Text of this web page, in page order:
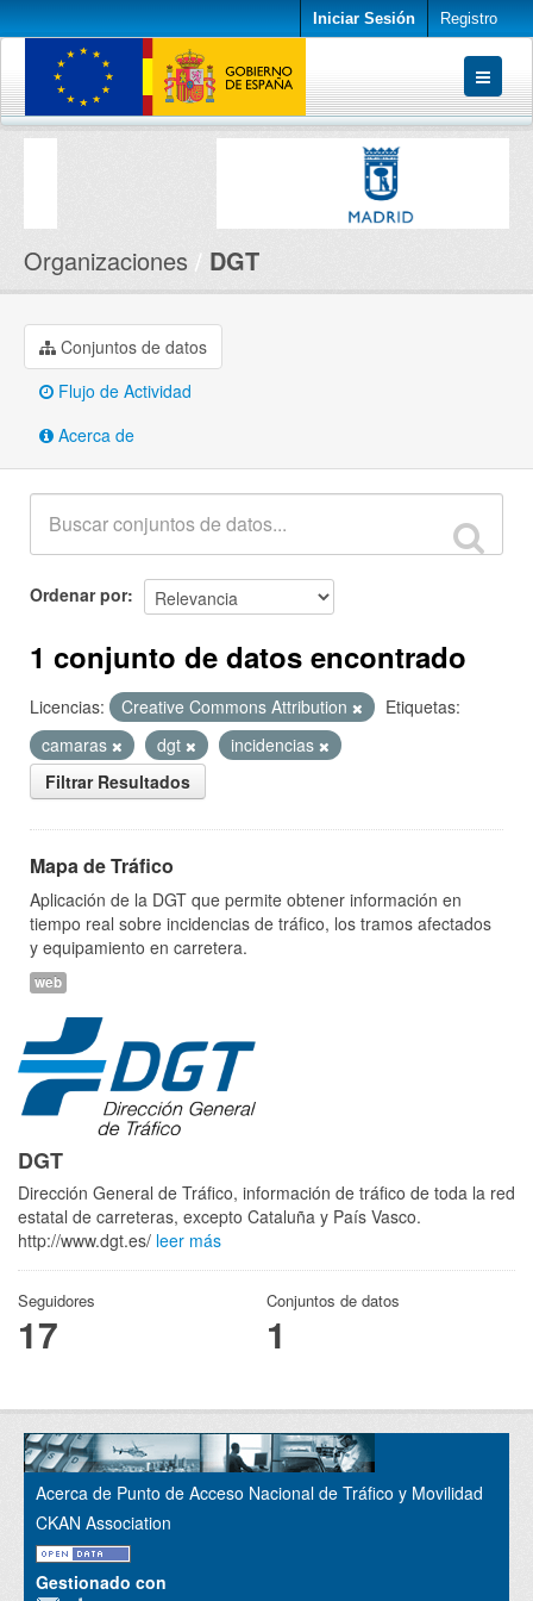
Iniciar Sesión Registro
Conjuntos de datos
Organizaciones DGT
Conjuntos de datos
Flujo de Actividad
Acerca de
Ordenar por
1 conjunto de datos encontrado
Licencias: Creative Commons Attribution
Etiquetas:
camaras
dgt
incidencias
Filtrar Resultados
Mapa de Tráfico
Aplicación de la DGT que permite obtener información en
tiempo real sobre incidencias de tráfico, los tramos afectados
y equipamiento en carretera.
web
DGT
Dirección General de Tráfico, información de tráfico de toda la red
estatal de carreteras, excepto Cataluña y País Vasco.
http://www.dgt.es/ leer más
Seguidores
17
Conjuntos de datos
1
Acerca de Punto de Acceso Nacional de Tráfico y Movilidad
CKAN Association
Gestionado con